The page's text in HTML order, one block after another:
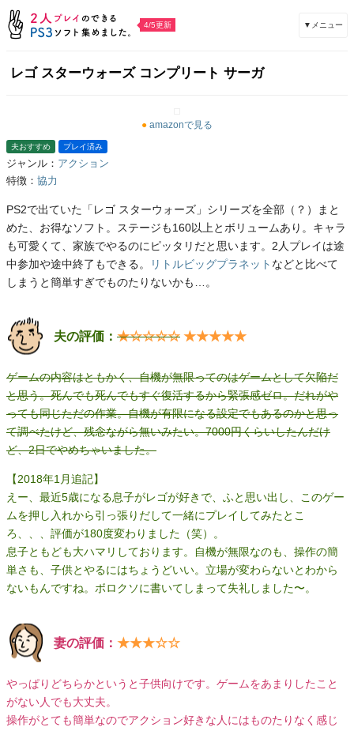
4/5更新 ▼メニュー
レゴ スターウォーズ コンプリート サーガ
● amazonで見る
夫おすすめ プレイ済み
ジャンル： アクション
特徴： 協力
PS2で出ていた「レゴ スターウォーズ」シリーズを全部（？）まと
めた、お得なソフト。ステージも160以上とボリュームあり。キャラ
も可愛くて、家族でやるのにピッタリだと思います。2人プレイは途
中参加や途中終了もできる。
リトルビッグプラネット などと比べて
しまうと簡単すぎでものたりないかも…。
夫の評価： ★☆☆☆☆ ★★★★★
ゲームの内容はともかく、自機が無限ってのはゲームとして欠陥だ
と思う。死んでも死んでもすぐ復活するから緊張感ゼロ。だれがや
っても同じただの作業。自機が有限になる設定でもあるのかと思っ
て調べたけど、残念ながら無いみたい。7000円くらいしたんだけ
ど、2日でやめちゃいました。
【2018年1月追記】
えー、最近5歳になる息子がレゴが好きで、ふと思い出し、このゲー
ムを押し入れから引っ張りだして一緒にプレイしてみたとこ
ろ、、、評価が180度変わりました（笑）。
息子ともども大ハマリしております。自機が無限なのも、操作の簡
単さも、子供とやるにはちょうどいい。立場が変わらないとわから
ないもんですね。ボロクソに書いてしまって失礼しました〜。
妻の評価： ★★★☆☆
やっぱりどちらかというと子供向けです。ゲームをあまりしたこと
がない人でも大丈夫。
操作がとても簡単なのでアクション好きな人にはものたりなく感じ